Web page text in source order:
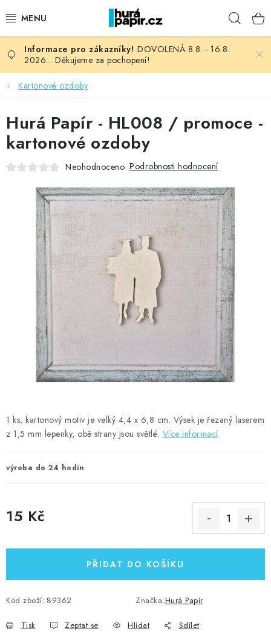
na
NOVINKY
HURÁ DÍLNA
VŠECHNO ZBOŽÍ
KNIHAŘSKÝ MATERIÁL
OBLÍBENÉ ♥️
FOTORECENZE
MOJE OBJEDNÁVKA
ZNAČKY
Doprava
Hodnocení obchodu
Podmínky ochrany osobních údajů
Ověřování recenzí
DOVOLENÁ 8.8. - 16.8.
2026... Děkujeme za pochopení!
Kartonové ozdoby
1 ks, kartonový motiv je velký 4,4 x 6,8 cm. Výsek je řezaný laserem
z 1,5 mm lepenky, obě strany jsou světlé. Více informací
výroba do 24 hodin
15 Kč
PŘIDAT DO KOŠÍKU
Kód zboží: 89362 Značka:Hurá Papír
Tisk Zeptat se Hlídat Sdílet
Hurá Papír - HL008 / promoce -
kartonové ozdoby
Neohodnoceno Podrobnosti hodnocení